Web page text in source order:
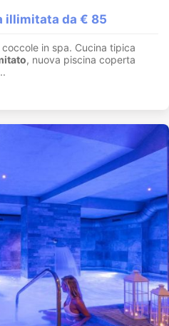
illimitata da € 85
in spa. Cucina tipica
, nuova piscina coperta